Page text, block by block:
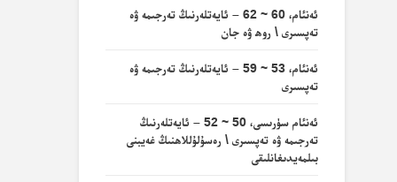
ئەنئام، 60 ~ 62 – ئايەتلەرنىڭ تەرجىمە ۋە
تەپسىرى \ روھ ۋە جان
ئەنئام، 53 ~ 59 – ئايەتلەرنىڭ تەرجىمە ۋە
تەپسىرى
ئەنئام سۈرىسى، 50 ~ 52 – ئايەتلەرنىڭ
تەرجىمە ۋە تەپسىرى \ رەسۇلۇللاھنىڭ غەيبنى
بىلمەيدىغانلىقى